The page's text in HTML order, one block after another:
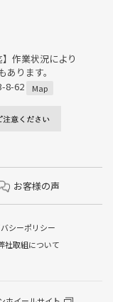
作業状況により
ります。
8-62
Map
お客様の声
シーポリシー
社取組について